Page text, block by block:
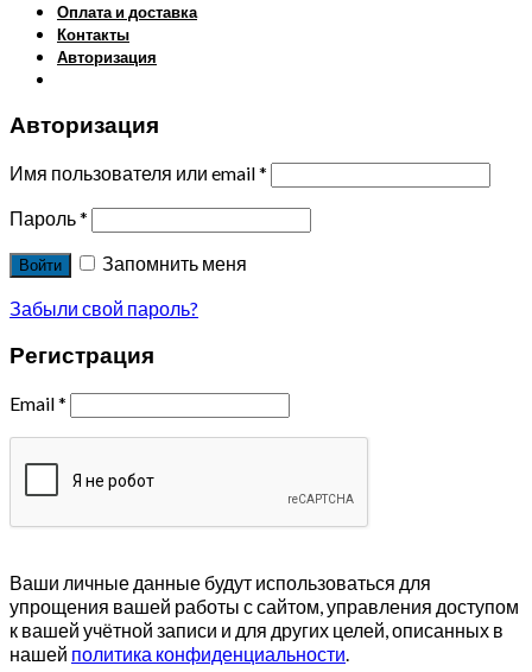
Оплата и доставка
Контакты
Авторизация
Авторизация
Имя пользователя или email*
Пароль*
Войти
Запомнить меня
Забыли свой пароль?
Регистрация
Email*
Ваши личные данные будут использоваться для
упрощения вашей работы с сайтом, управления доступом
к вашей учётной записи и для других целей, описанных в
нашей политика конфиденциальности.